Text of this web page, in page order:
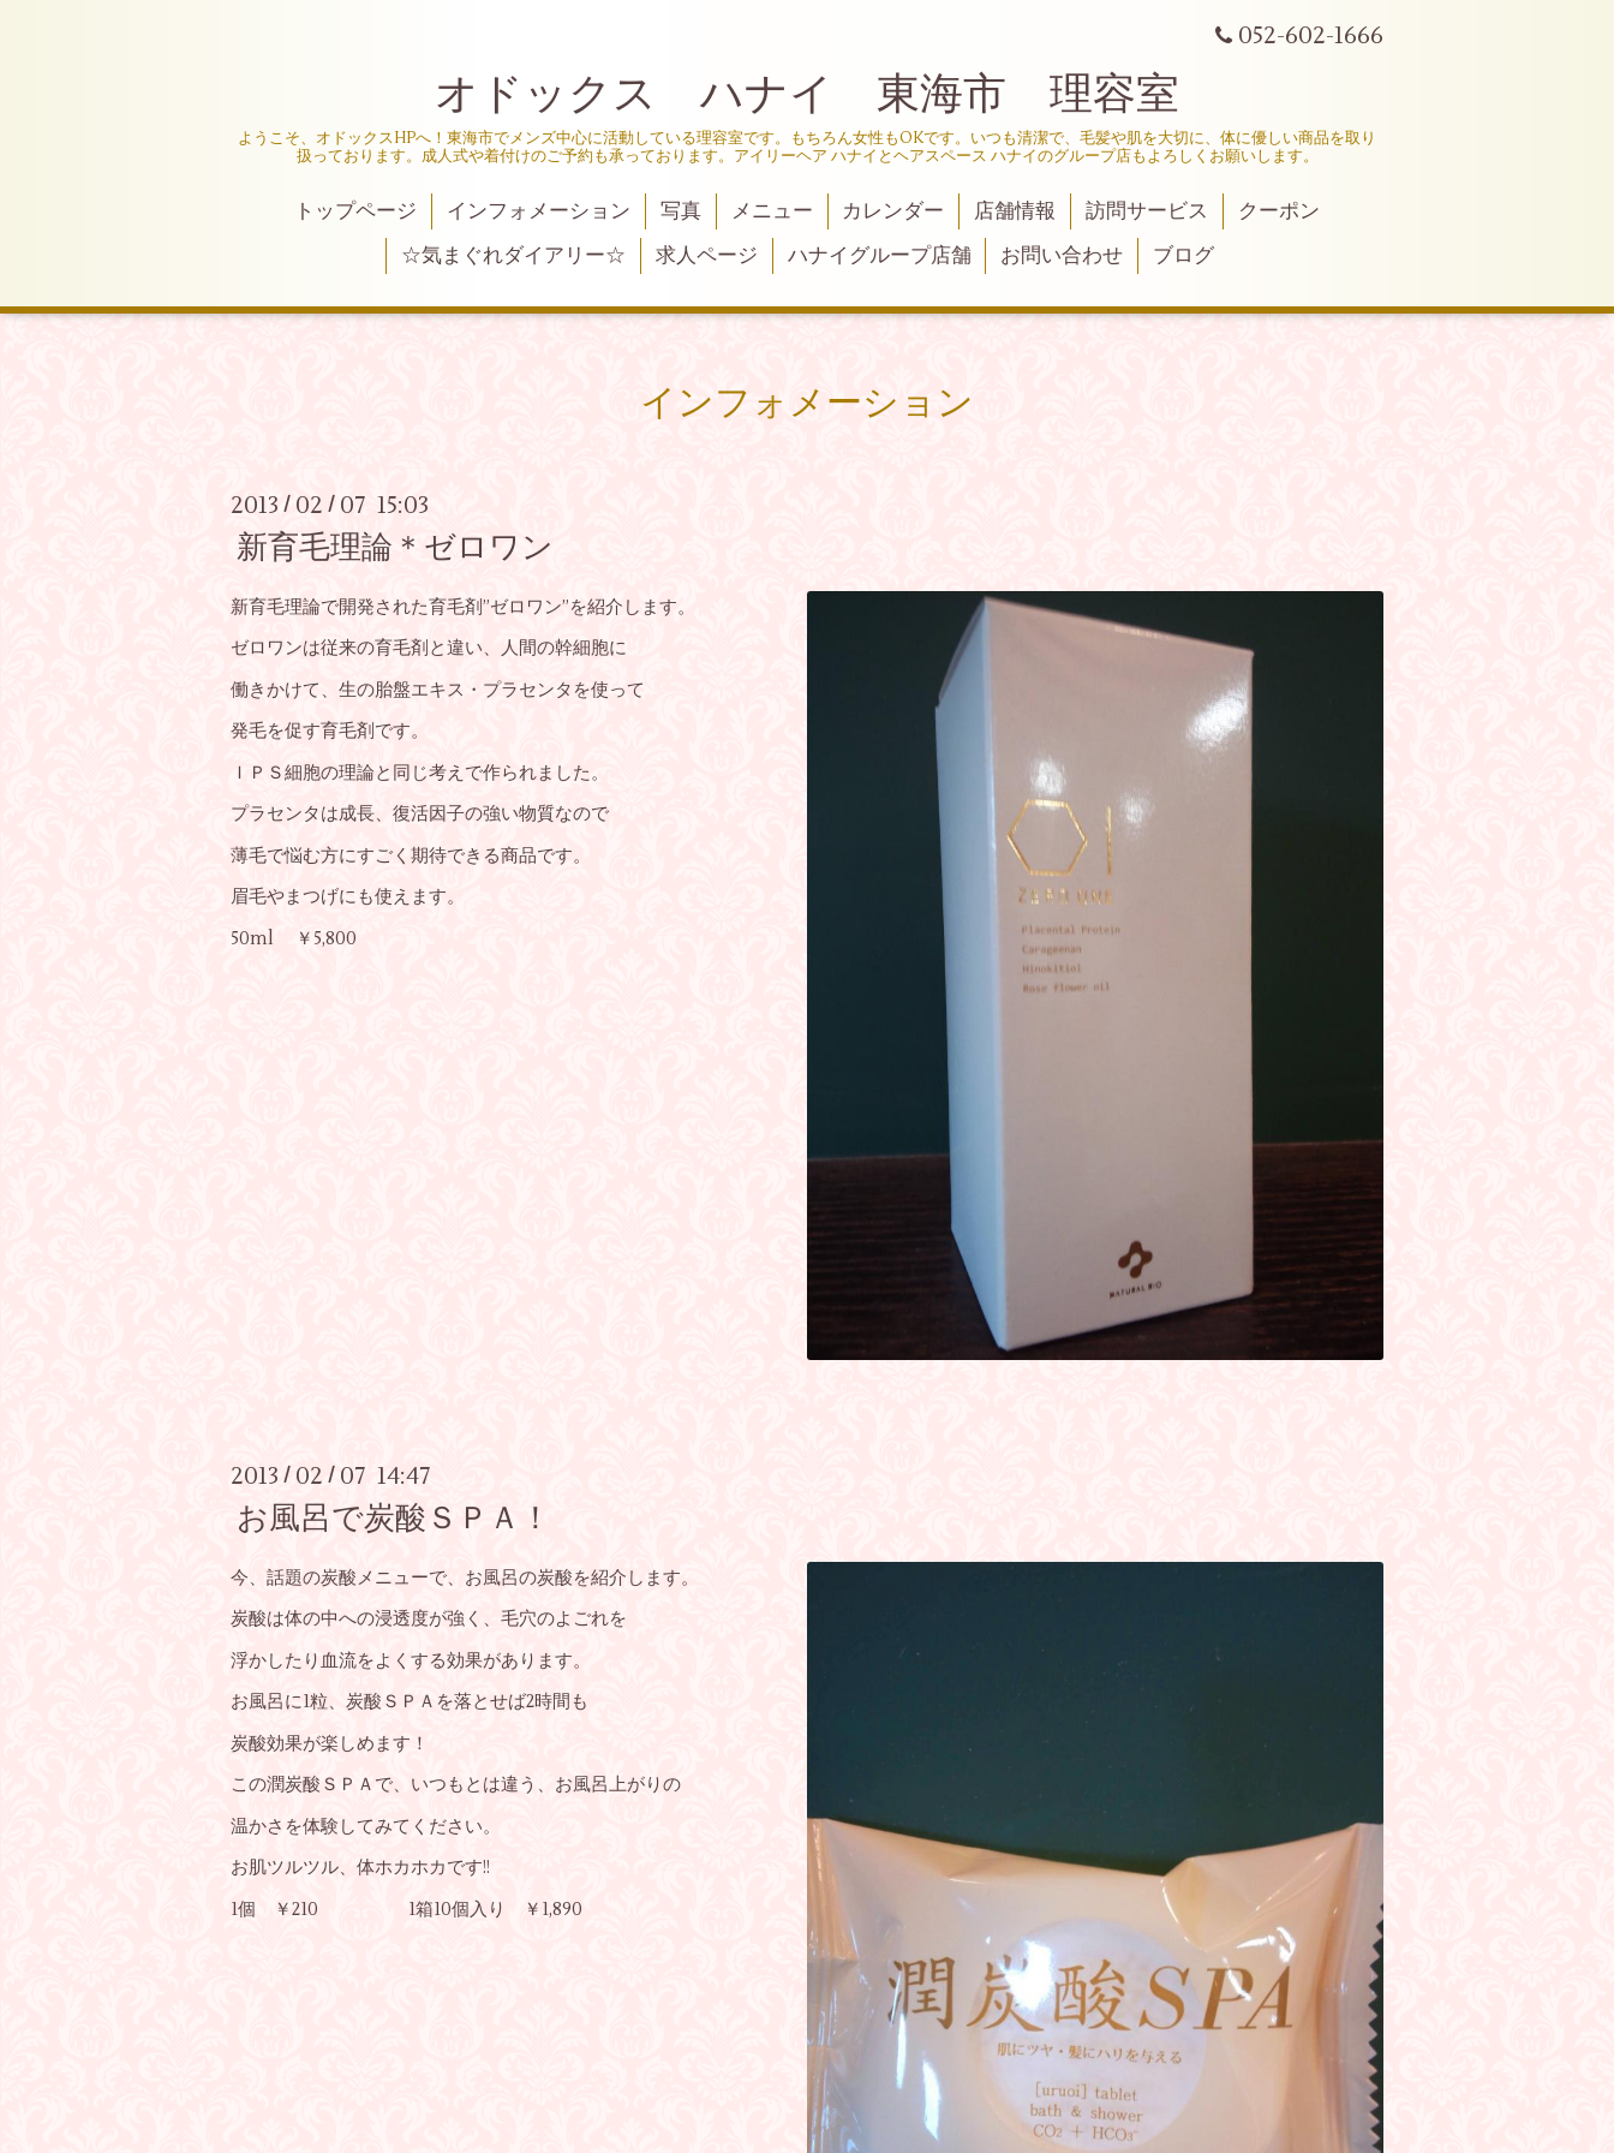
052-602-1666
オドックス ハナイ 東海市 理容室
ようこそ、オドックスHPへ！東海市でメンズ中心に活動している理容室です。もちろん女性もOKです。いつも清潔で、毛髪や肌を大切に、体に優しい商品を取り
扱っております。成人式や着付けのご予約も承っております。アイリーヘア ハナイとヘアスペース ハナイのグループ店もよろしくお願いします。
トップページ インフォメーション 写真 メニュー カレンダー 店舗情報 訪問サービス
クーポン
☆気まぐれダイアリー☆
求人ページ ハナイグループ店舗 お問い合わせ ブログ
インフォメーション
2013 / 02 / 07 15:03
新育毛理論＊ゼロワン
新育毛理論で開発された育毛剤”ゼロワン”を紹介します。
ゼロワンは従来の育毛剤と違い、人間の幹細胞に
働きかけて、生の胎盤エキス・プラセンタを使って
発毛を促す育毛剤です。
ＩＰＳ細胞の理論と同じ考えで作られました。
プラセンタは成長、復活因子の強い物質なので
薄毛で悩む方にすごく期待できる商品です。
眉毛やまつげにも使えます。
50ml ￥5,800
2013 / 02 / 07 14:47
お風呂で炭酸ＳＰＡ！
今、話題の炭酸メニューで、お風呂の炭酸を紹介します。
炭酸は体の中への浸透度が強く、毛穴のよごれを
浮かしたり血流をよくする効果があります。
お風呂に1粒、炭酸ＳＰＡを落とせば2時間も
炭酸効果が楽しめます！
この潤炭酸ＳＰＡで、いつもとは違う、お風呂上がりの
温かさを体験してみてください。
お肌ツルツル、体ホカホカです!!
1個 ￥210 1箱10個入り ￥1,890